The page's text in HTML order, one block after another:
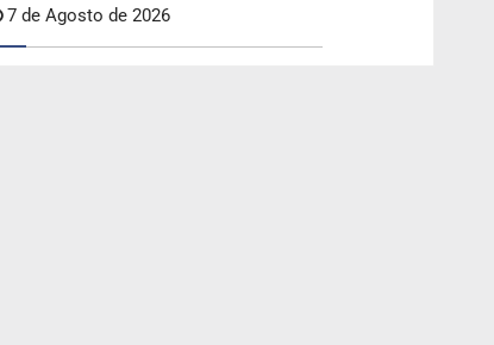
7 de Agosto de 2026